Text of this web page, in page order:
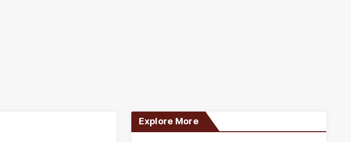
Explore More